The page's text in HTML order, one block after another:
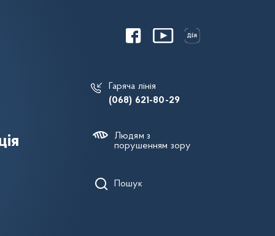
Гаряча лінія
(068) 621-80-29
Людям з
порушенням зору
Пошук